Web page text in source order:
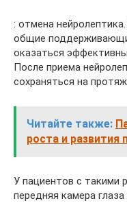
: отмена
общие
оказаться
После приема
сохраняться на
Читайте также:
роста и развития
У пациентов с такими
передняя камера